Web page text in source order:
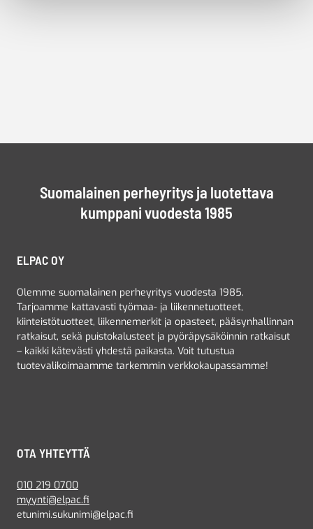
Suomalainen perheyritys ja luotettava
kumppani vuodesta 1985
ELPAC OY
Olemme suomalainen perheyritys vuodesta 1985.
Tarjoamme kattavasti työmaa- ja liikennetuotteet,
kiinteistötuotteet, liikennemerkit ja opasteet, pääsynhallinnan
ratkaisut, sekä puistokalusteet ja pyöräpysäköinnin ratkaisut
– kaikki kätevästi yhdestä paikasta. Voit tutustua
tuotevalikoimaamme tarkemmin verkkokaupassamme!
OTA YHTEYTTÄ
010 219 0700
myynti@elpac.fi
etunimi.sukunimi@elpac.fi